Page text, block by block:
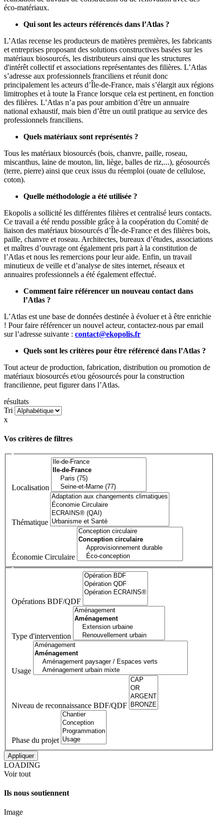
éco-matériaux.
Qui sont les acteurs référencés dans l’Atlas ?
L’Atlas recense les producteurs de matières premières, les fabricants
et entreprises proposant des solutions constructives basées sur les
matériaux biosourcés, les distributeurs ainsi que les structures
d'intérêt collectif et associations représentantes des filières. L’Atlas
s’adresse aux professionnels franciliens et réunit donc
principalement les acteurs d’Île-de-France, mais s’élargit aux régions
limitrophes et à toute la France lorsque cela est pertinent, en fonction
des filières. L’Atlas n’a pas pour ambition d’être un annuaire
national exhaustif, mais bien d’être un outil pratique au service des
professionnels franciliens.
Quels matériaux sont représentés ?
Tous les matériaux biosourcés (bois, chanvre, paille, roseau,
miscanthus, laine de mouton, lin, liège, balles de riz,...), géosourcés
(terre, pierre) ainsi que ceux issus du réemploi (ouate de cellulose,
coton).
Quelle méthodologie a été utilisée ?
Ekopolis a sollicité les différentes filières et centralisé leurs contacts.
Ce travail a été rendu possible grâce à la coopération du Comité de
liaison des matériaux biosourcés d’Île-de-France et des filières bois,
paille, chanvre et roseau. Architectes, bureaux d’études, associations
et maîtres d’ouvrage ont également pris part à la constitution de
l’Atlas et nous les remercions pour leur aide. Enfin, un travail
minutieux de veille et d’analyse de sites internet, réseaux et
annuaires professionnels a été également effectué.
Comment faire référencer un nouveau contact dans
l’Atlas ?
L’Atlas est une base de données destinée à évoluer et à être enrichie
! Pour faire référencer un nouvel acteur, contactez-nous par email
sur l’adresse suivante : contact@ekopolis.fr
Quels sont les critères pour être référencé dans l’Atlas ?
Tout acteur de production, fabrication, distribution ou promotion de
matériaux biosourcés et/ou géosourcés pour la construction
francilienne, peut figurer dans l’Atlas.
résultats
Tri
x
Vos critères de filtres
Localisation
Thématique
Économie Circulaire
Opérations BDF/QDF
Type d'intervention
Usage
Niveau de reconnaissance BDF/QDF
Phase du projet
LOADING
Voir tout
Ils nous soutiennent
Image